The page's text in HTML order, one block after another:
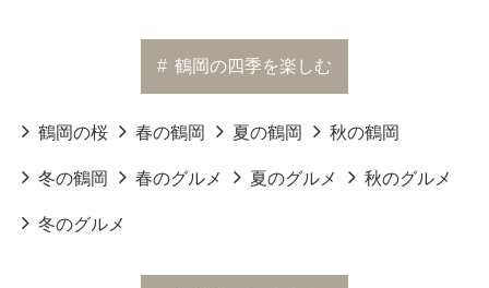
# 鶴岡の四季を楽しむ
鶴岡の桜 春の鶴岡 夏の鶴岡 秋の鶴岡
冬の鶴岡 春のグルメ 夏のグルメ 秋のグルメ
冬のグルメ